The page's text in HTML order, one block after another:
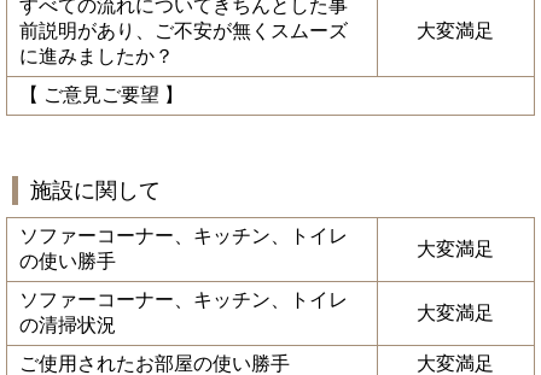
すべての流れについてきちんとした事
前説明があり、ご不安が無くスムーズ
に進みましたか？
大変満足
【 ご意見ご要望 】
施設に関して
ソファーコーナー、キッチン、トイレ
の使い勝手
大変満足
ソファーコーナー、キッチン、トイレ
の清掃状況
大変満足
ご使用されたお部屋の使い勝手
大変満足